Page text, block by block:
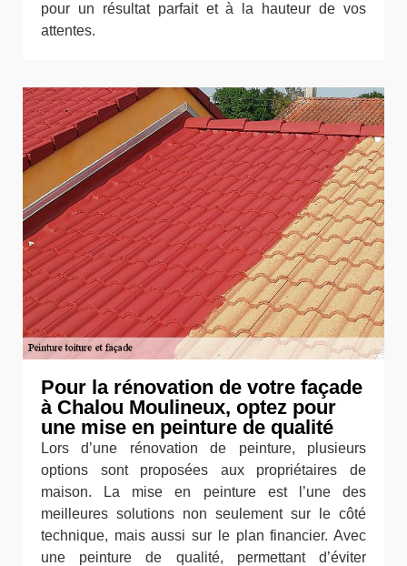
pour un résultat parfait et à la hauteur de vos
attentes.
Pour la rénovation de votre façade
à Chalou Moulineux, optez pour
une mise en peinture de qualité
Lors d’une rénovation de peinture, plusieurs
options sont proposées aux propriétaires de
maison. La mise en peinture est l’une des
meilleures solutions non seulement sur le côté
technique, mais aussi sur le plan financier. Avec
une peinture de qualité, permettant d’éviter